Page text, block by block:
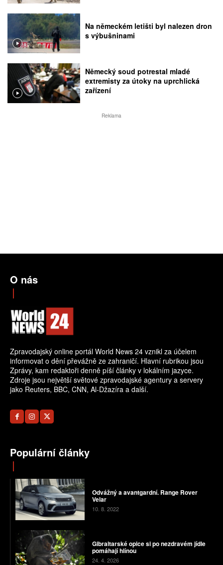
Na německém letišti byl nalezen dron
s výbušninami
Německý soud potrestal mladé
extremisty za útoky na uprchlická
zařízení
Reklama
O nás
Zpravodajský online portál World News 24 vznikl za účelem
informovat o dění převážně ze zahraničí. Hlavní rubrikou jsou
Zprávy, kam redaktoři denně píší články v lokálním jazyce.
Zdroje jsou největší světové zpravodajské agentury a servery
jako Reuters, BBC, CNN, Al-Džazíra a další.
Populární články
Odvážný a avantgardní. Range Rover
Velar
10. 8. 2022
Gibraltarské opice si po nezdravém jídle
pomáhají hlínou
24. 4. 2026